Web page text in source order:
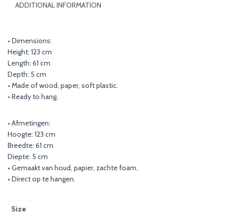
ADDITIONAL INFORMATION
• Dimensions:
Height: 123 cm
Length: 61 cm
Depth: 5 cm
• Made of wood, paper, soft plastic.
• Ready to hang.
• Afmetingen:
Hoogte: 123 cm
Breedte: 61 cm
Diepte: 5 cm
• Gemaakt van houd, papier, zachte foam.
• Direct op te hangen.
Size